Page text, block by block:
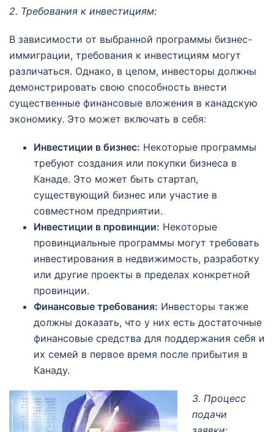
2. Требования к инвестициям:
В зависимости от выбранной программы бизнес-
иммиграции, требования к инвестициям могут
различаться. Однако, в целом, инвесторы должны
демонстрировать свою способность внести
существенные финансовые вложения в канадскую
экономику. Это может включать в себя:
Инвестиции в бизнес: Некоторые программы
требуют создания или покупки бизнеса в
Канаде. Это может быть стартап,
существующий бизнес или участие в
совместном предприятии.
Инвестиции в провинции: Некоторые
провинциальные программы могут требовать
инвестирования в недвижимость, разработку
или другие проекты в пределах конкретной
провинции.
Финансовые требования: Инвесторы также
должны доказать, что у них есть достаточные
финансовые средства для поддержания себя и
их семей в первое время после прибытия в
Канаду.
3. Процесс
подачи